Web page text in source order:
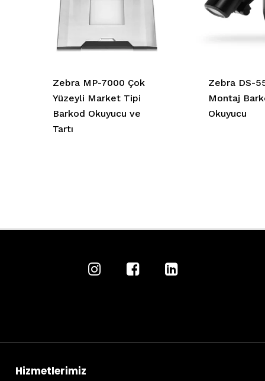
Zebra MP-7000 Çok
Yüzeyli Market Tipi
Barkod Okuyucu ve
Tartı
Zebra DS-
Montaj
Okuyucu
Hizmetlerimiz